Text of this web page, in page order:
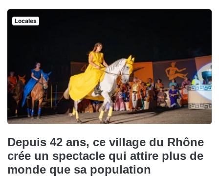
Locales
Depuis 42 ans, ce village du Rhône
crée un spectacle qui attire plus de
monde que sa population